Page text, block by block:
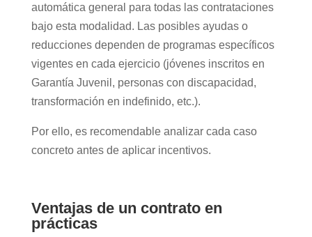
automática general para todas las contrataciones
bajo esta modalidad. Las posibles ayudas o
reducciones dependen de programas específicos
vigentes en cada ejercicio (jóvenes inscritos en
Garantía Juvenil, personas con discapacidad,
transformación en indefinido, etc.).
Por ello, es recomendable analizar cada caso
concreto antes de aplicar incentivos.
Ventajas de un contrato en
prácticas